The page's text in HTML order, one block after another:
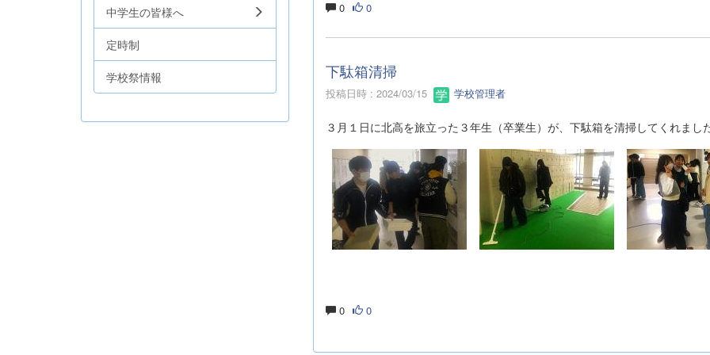
0 0
下駄箱清掃
投稿日時 : 2024/03/15 学校管理者
３月１日に北高を旅立った３年生（卒業生）が、下駄箱を清掃してくれまし
0 0
中学生の皆様へ
定時制
学校祭情報